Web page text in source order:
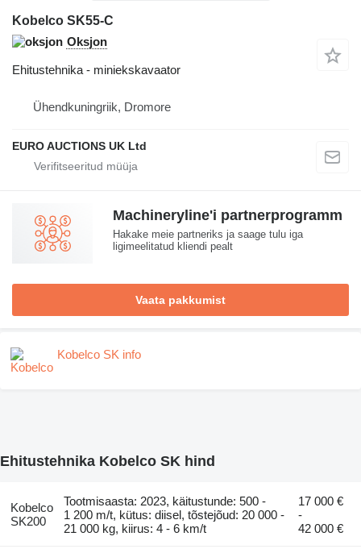
Kobelco SK55-C
Oksjon
Ehitustehnika - miniekskavaator
Ühendkuningriik, Dromore
EURO AUCTIONS UK Ltd
Machineryline'i partnerprogramm
Hakake meie partneriks ja saage tulu iga
ligimeelitatud kliendi pealt
Vaata pakkumist
Kobelco SK info
Ehitustehnika Kobelco SK hind
Kobelco
SK200
Tootmisaasta: 2023, käitustunde: 500 -
1 200 m/t, kütus: diisel, tõstejõud: 20 000 -
21 000 kg, kiirus: 4 - 6 km/t
17 000 €
-
42 000 €